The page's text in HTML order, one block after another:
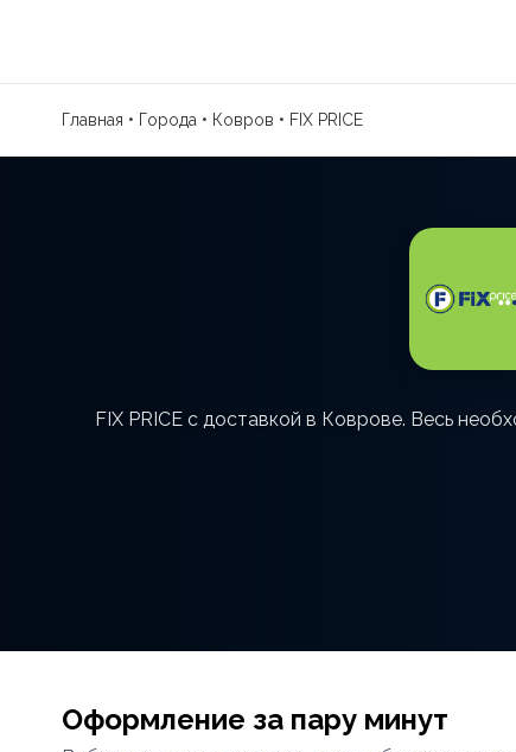
Главная • Города • Ковров • FIX PRICE
FIX PRICE с доставкой в Коврове. Весь
Оформление за пару минут